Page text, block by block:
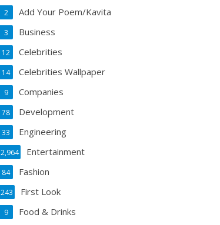
Add Your Poem/Kavita
2
Business
3
Celebrities
12
Celebrities Wallpaper
14
Companies
9
Development
78
Engineering
33
Entertainment
2,964
Fashion
84
First Look
243
Food & Drinks
9